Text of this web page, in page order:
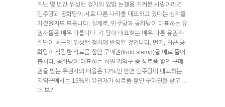
지난 몇 년간 워싱턴 정치의 입법 논쟁을 지켜본 사람이라면
민주당과 공화당이 서로 다른 나라를 대표하고 있다는 생각을
가졌을지도 모릅니다. 실제로, 민주당과 공화당이 대표하는 유
권자들은 매우 다릅니다. 각 당이 대표하는 매우 다른 유권자
집단이 최근의 워싱턴 정치에 반영된 것입니다. 먼저, 최근 공
화당이 삭감한 식료품 할인 구매권(food stamp)을 예로 들어
봅시다. 공화당이 대표하는 하원 지역구 중 식료품 할인 구매
권을 받는 유권자의 비율은 12%인 반면 민주당이 대표하는
지역구에서는 15%의 유권자가 식료품 할인 구매권을 받고 →
더 보기